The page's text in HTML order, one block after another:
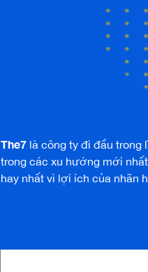
The7là công ty đi đầu trong
trong các xu hướng mới
hay nhất vì lợi ích của nhãn